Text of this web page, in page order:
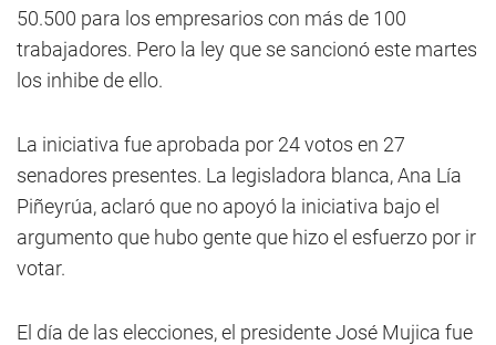
50.500 para los empresarios con más de 100
trabajadores. Pero la ley que se sancionó este martes
los inhibe de ello.
La iniciativa fue aprobada por 24 votos en 27
senadores presentes. La legisladora blanca, Ana Lía
Piñeyrúa, aclaró que no apoyó la iniciativa bajo el
argumento que hubo gente que hizo el esfuerzo por ir
votar.
El día de las elecciones, el presidente José Mujica fue